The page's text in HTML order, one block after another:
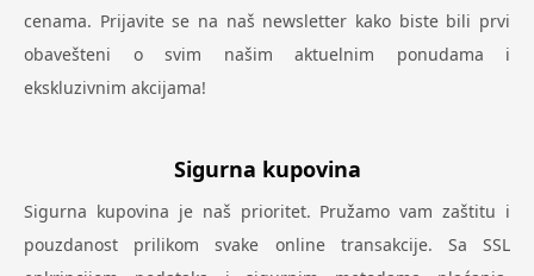
cenama. Prijavite se na naš newsletter kako biste bili prvi
obavešteni o svim našim aktuelnim ponudama i
ekskluzivnim akcijama!
Sigurna kupovina
Sigurna kupovina je naš prioritet. Pružamo vam zaštitu i
pouzdanost prilikom svake online transakcije. Sa SSL